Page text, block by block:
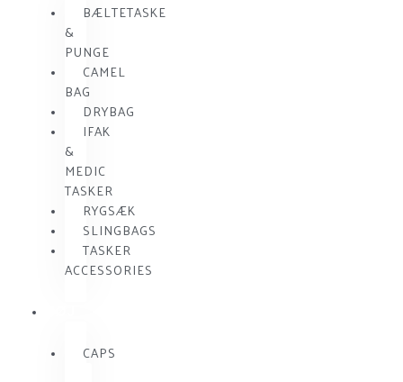
BÆLTETASKE
&
PUNGE
CAMEL
BAG
DRYBAG
IFAK
&
MEDIC
TASKER
RYGSÆK
SLINGBAGS
TASKER
ACCESSORIES
CAPS